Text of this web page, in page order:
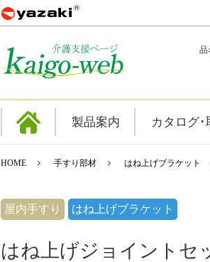
品
製品案内 カタログ･
HOME 手すり部材 はね上げブラケット
屋内手すり はね上げブラケット
はね上げジョイントセ